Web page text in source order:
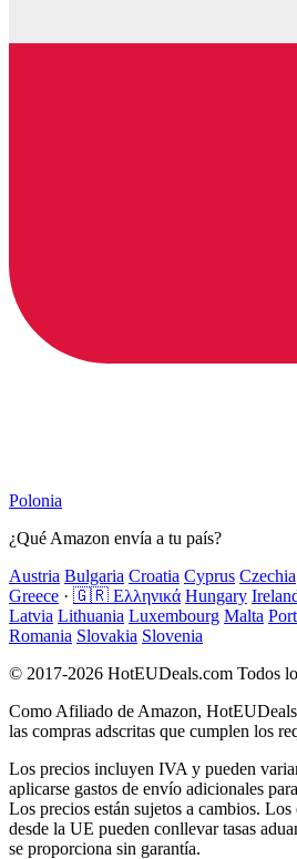
Polonia
¿Qué Amazon envía a tu país?
Austria Bulgaria Croatia Cyprus Czechia
Greece · 🇬🇷 Ελληνικά Hungary
Latvia Lithuania Luxembourg Malta
Romania Slovakia Slovenia
© 2017-2026 HotEUDeals.com Todos
Como Afiliado de Amazon,
las compras adscritas que cumplen los
Los precios incluyen IVA y pueden
aplicarse gastos de envío adicionales
Los precios están sujetos a cambios.
desde la UE pueden conllevar tasas
se proporciona sin garantía.